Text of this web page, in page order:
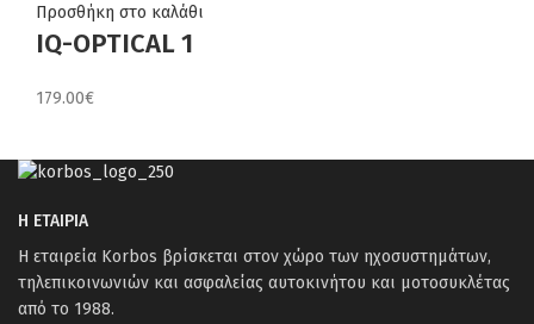
Προσθήκη στο καλάθι
IQ-OPTICAL 1
179.00€
Η ΕΤΑΙΡΙΑ
Η εταιρεία Korbos βρίσκεται στον χώρο των ηχοσυστημάτων,
τηλεπικοινωνιών και ασφαλείας αυτοκινήτου και μοτοσυκλέτας
από το 1988.